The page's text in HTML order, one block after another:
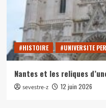
#HISTOIRE #UNIVERSITE
Nantes et les reliques
sevestre-z 12 juin 2026